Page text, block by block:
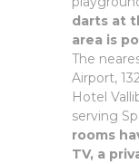
darts at
area is
The
Airport,
Hotel
serving
rooms
TV, a